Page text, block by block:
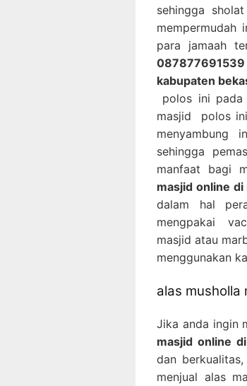
sehingga
mempermudah
para jamaah
kabupaten
polos ini pada
masjid polos
menyambung
sehingga
manfaat bagi
masjid online
dalam hal
mengpakai
masjid atau
menggunakan
alas musholla
Jika anda ingin
masjid online
dan
menjual alas